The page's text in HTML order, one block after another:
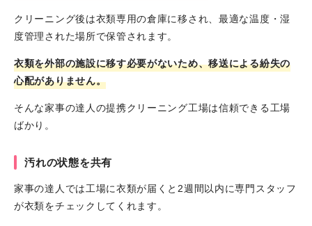
クリーニング後は衣類専用の倉庫に移され、最適な温度・湿
度管理された場所で保管されます。
衣類を外部の施設に移す必要がないため、移送による紛失の
心配がありません。
そんな家事の達人の提携クリーニング工場は信頼できる工場
ばかり。
汚れの状態を共有
家事の達人では工場に衣類が届くと2週間以内に専門スタッフ
が衣類をチェックしてくれます。